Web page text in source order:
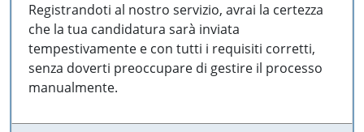
Registrandoti al nostro servizio, avrai la certezza
che la tua candidatura sarà inviata
tempestivamente e con tutti i requisiti corretti,
senza doverti preoccupare di gestire il processo
manualmente.